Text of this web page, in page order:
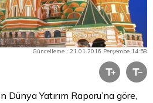
Güncelleme : 21.01.2016 Perşembe 14:58
Dünya Yatırım Raporu’na göre,